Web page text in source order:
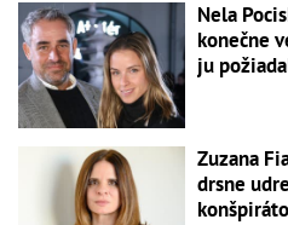
Nela
konečne
ju
Zuzana
drsne